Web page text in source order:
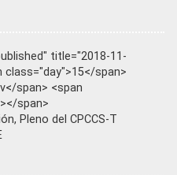
title="2018-11-
class="day">15</span>
span> <span
span>
Pleno del CPCCS-T